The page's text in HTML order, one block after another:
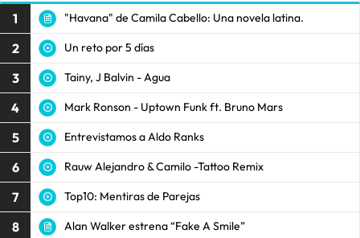
1 "Havana" de Camila Cabello: Una novela latina.
2 Un reto por 5 días
3 Tainy, J Balvin - Agua
4 Mark Ronson - Uptown Funk ft. Bruno Mars
5 Entrevistamos a Aldo Ranks
6 Rauw Alejandro & Camilo -Tattoo Remix
7 Top10: Mentiras de Parejas
8 Alan Walker estrena “Fake A Smile”